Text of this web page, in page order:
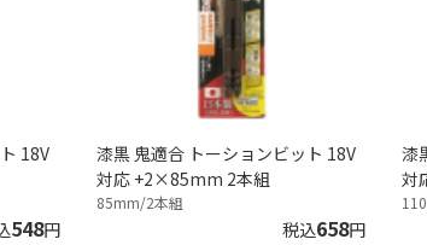
18V
548円
漆黒 鬼適合 トーションビット 18V
対応 +2×85mm 2本組
85mm/2本組
税込658円
漆
対